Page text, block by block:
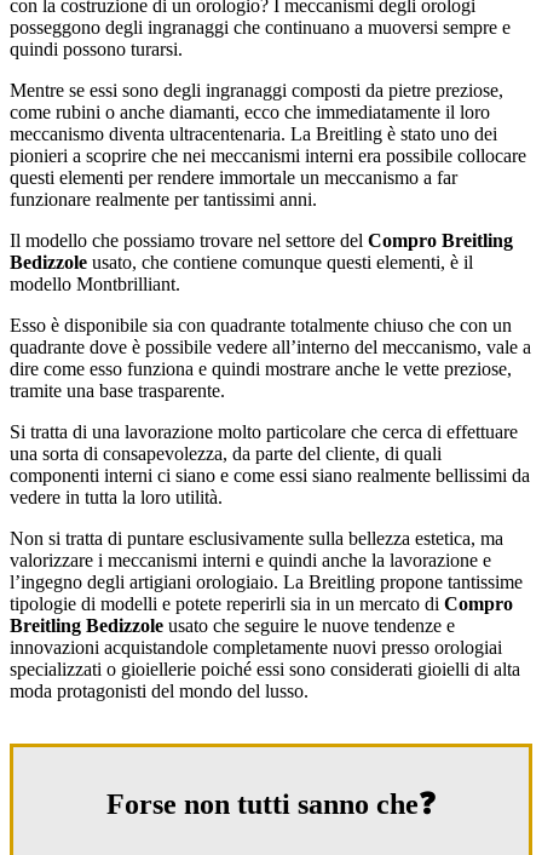
con la costruzione di un orologio? I meccanismi degli orologi
posseggono degli ingranaggi che continuano a muoversi sempre e
quindi possono turarsi.
Mentre se essi sono degli ingranaggi composti da pietre preziose,
come rubini o anche diamanti, ecco che immediatamente il loro
meccanismo diventa ultracentenaria. La Breitling è stato uno dei
pionieri a scoprire che nei meccanismi interni era possibile collocare
questi elementi per rendere immortale un meccanismo a far
funzionare realmente per tantissimi anni.
Il modello che possiamo trovare nel settore del Compro Breitling
Bedizzole usato, che contiene comunque questi elementi, è il
modello Montbrilliant.
Esso è disponibile sia con quadrante totalmente chiuso che con un
quadrante dove è possibile vedere all’interno del meccanismo, vale a
dire come esso funziona e quindi mostrare anche le vette preziose,
tramite una base trasparente.
Si tratta di una lavorazione molto particolare che cerca di effettuare
una sorta di consapevolezza, da parte del cliente, di quali
componenti interni ci siano e come essi siano realmente bellissimi da
vedere in tutta la loro utilità.
Non si tratta di puntare esclusivamente sulla bellezza estetica, ma
valorizzare i meccanismi interni e quindi anche la lavorazione e
l’ingegno degli artigiani orologiaio. La Breitling propone tantissime
tipologie di modelli e potete reperirli sia in un mercato di Compro
Breitling Bedizzole usato che seguire le nuove tendenze e
innovazioni acquistandole completamente nuovi presso orologiai
specializzati o gioiellerie poiché essi sono considerati gioielli di alta
moda protagonisti del mondo del lusso.
Forse non tutti sanno che❓